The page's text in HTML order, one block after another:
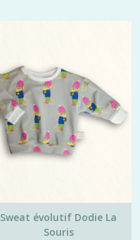
Sweat évolutif Dodie La
Souris